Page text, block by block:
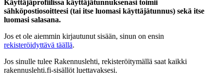
Käyttäjäprofiilissa käyttäjätunnuksenasi toimii
sähköpostiosoitteesi (tai itse luomasi käyttäjätunnus) sekä itse
luomasi salasana.
Jos et ole aiemmin kirjautunut sisään, sinun on ensin
rekisteröidyttävä täällä.
Jos sinulle tulee Rakennuslehti, rekisteröitymällä saat kaikki
rakennuslehti.fi-sisällöt luettavaksesi.